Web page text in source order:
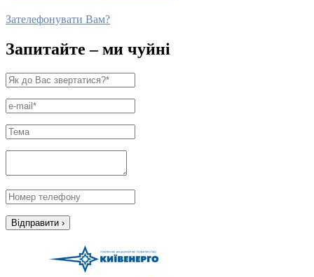
Зателефонувати Вам?
Запитайте – ми чуйні